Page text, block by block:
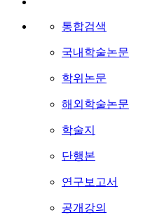
통합검색
국내학술논문
학위논문
해외학술논문
학술지
단행본
연구보고서
공개강의